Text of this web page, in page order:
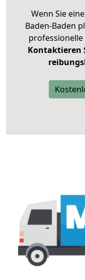
Wenn Sie
Baden-Baden
Kontaktieren